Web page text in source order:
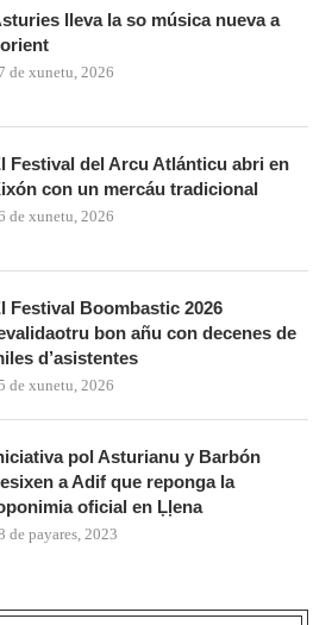
lleva la so música nueva a
de xunetu, 2026
Festival del Arcu Atlánticu abri en
con un mercáu tradicional
de xunetu, 2026
Festival Boombastic 2026
bon añu con decenes de
d’asistentes
de xunetu, 2026
pol Asturianu y Barbón
a Adif que reponga la
oficial en Ḷḷena
de payares, 2023